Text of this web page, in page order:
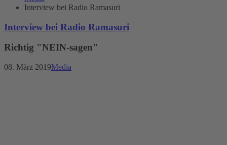
Interview bei Radio Ramasuri
Interview bei Radio Ramasuri
Richtig "NEIN-sagen"
08. März 2019Media